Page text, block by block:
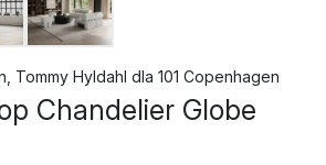
Tommy Hyldahl dla 101 Copenhagen
Chandelier Globe